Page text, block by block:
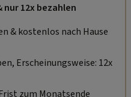
nur 12x bezahlen
& kostenlos nach Hause
Erscheinungsweise: 12x
zum Monatsende